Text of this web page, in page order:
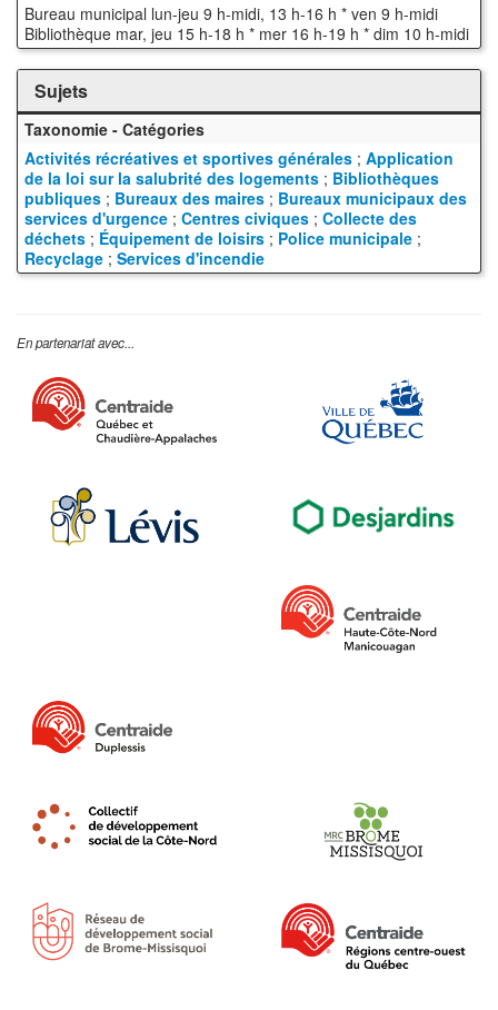
Bureau municipal lun-jeu 9 h-midi, 13 h-16 h * ven 9 h-midi
Bibliothèque mar, jeu 15 h-18 h * mer 16 h-19 h * dim 10 h-midi
Sujets
Taxonomie - Catégories
Activités récréatives et sportives générales ; Application
de la loi sur la salubrité des logements ; Bibliothèques
publiques ; Bureaux des maires ; Bureaux municipaux des
services d'urgence ; Centres civiques ; Collecte des
déchets ; Équipement de loisirs ; Police municipale ;
Recyclage ; Services d'incendie
En partenariat avec...